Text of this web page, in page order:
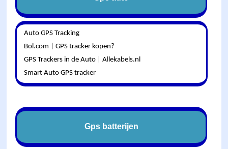
Auto GPS Tracking
Bol.com | GPS tracker kopen?
GPS Trackers in de Auto | Allekabels.nl
Smart Auto GPS tracker
Gps batterijen